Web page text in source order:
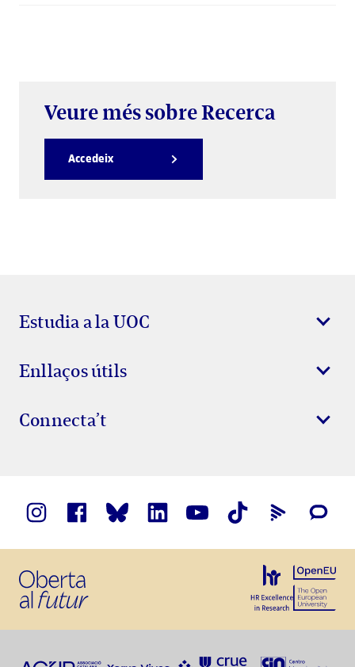
Veure més sobre Recerca
Accedeix
Estudia a la UOC
Enllaços útils
Connecta’t